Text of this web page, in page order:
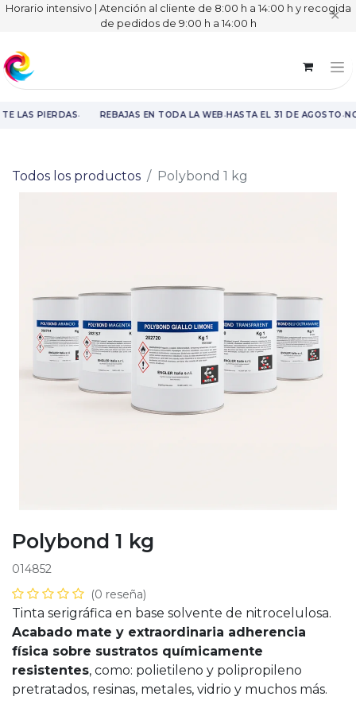
Horario intensivo | Atención al cliente de 8:00 h a 14:00 h y recogida
de pedidos de 9:00 h a 14:00 h
✕
LAS PIERDAS· REBAJAS EN TODA LA WEB·HASTA EL 31 DE AGOSTO·
Todos los productos Polybond 1 kg
Polybond 1 kg
014852
(0 reseña)
Tinta serigráfica en base solvente de nitrocelulosa.
Acabado mate y extraordinaria adherencia
física sobre sustratos químicamente
resistentes, como: polietileno y polipropileno
pretratados, resinas, metales, vidrio y muchos más.